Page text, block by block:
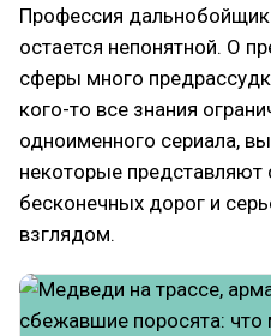
Профессия
остается непонятной. О
сферы много
кого-то все знания
одноименного сериала,
некоторые представляют
бесконечных дорог и
взглядом.